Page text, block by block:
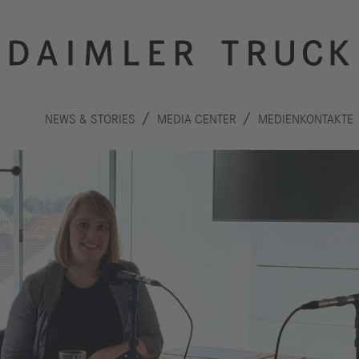
NEWS & STORIES MEDIA CENTER MEDIENKONTAKTE
Innovation
Sicherheit
Autonomes
Nachhaltigkeit